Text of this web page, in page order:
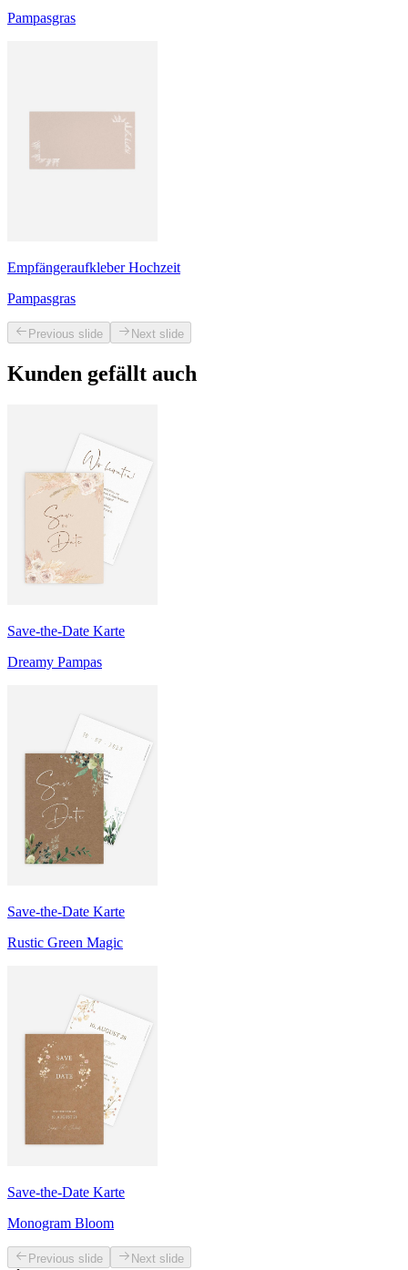
Pampasgras
Empfängeraufkleber Hochzeit
Pampasgras
Previous slide Next slide
Kunden gefällt auch
Save-the-Date Karte
Dreamy Pampas
Save-the-Date Karte
Rustic Green Magic
Save-the-Date Karte
Monogram Bloom
Previous slide Next slide